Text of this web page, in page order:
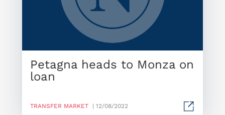
Petagna heads to Monza on
loan
TRANSFER MARKET | 12/08/2022